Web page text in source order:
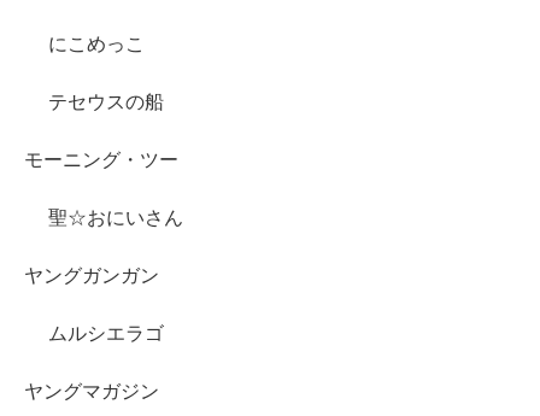
にこめっこ
テセウスの船
モーニング・ツー
聖☆おにいさん
ヤングガンガン
ムルシエラゴ
ヤングマガジン